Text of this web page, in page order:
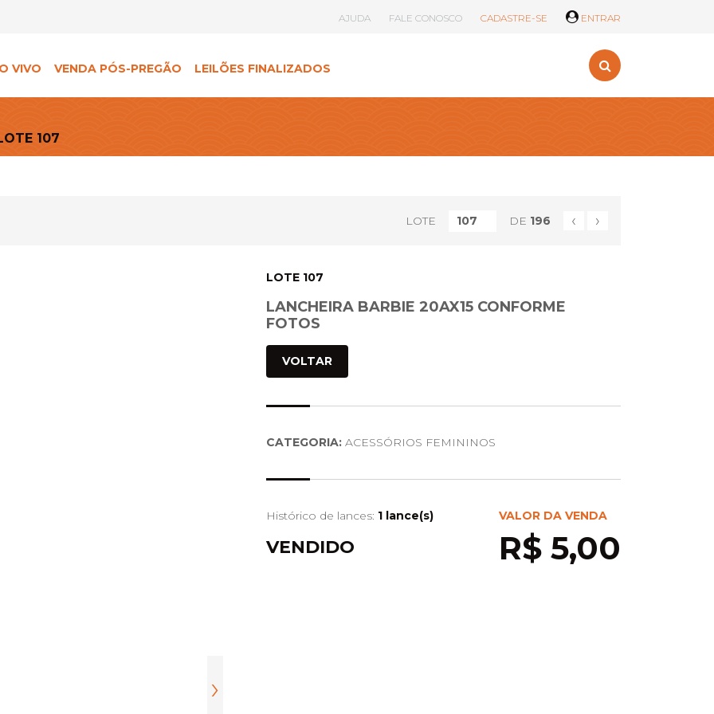
AJUDA FALE CONOSCO CADASTRE-SE ENTRAR
VIVO VENDA PÓS-PREGÃO LEILÕES FINALIZADOS
107
LOTE DE 196 ‹ ›
›
LOTE 107
LANCHEIRA BARBIE 20AX15 CONFORME
FOTOS
VOLTAR
CATEGORIA: ACESSÓRIOS FEMININOS
Histórico de lances: 1 lance(s)
VENDIDO
VALOR DA VENDA
R$ 5,00